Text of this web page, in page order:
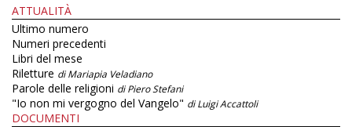
ATTUALITÀ
Ultimo numero
Numeri precedenti
Libri del mese
Riletture di Mariapia Veladiano
Parole delle religioni di Piero Stefani
"Io non mi vergogno del Vangelo" di Luigi Accattoli
DOCUMENTI